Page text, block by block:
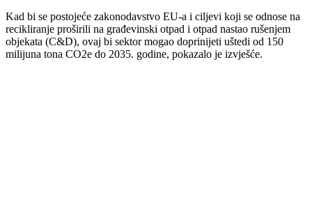
Kad bi se postojeće zakonodavstvo EU-a i ciljevi koji se odnose na
recikliranje proširili na građevinski otpad i otpad nastao rušenjem
objekata (C&D), ovaj bi sektor mogao doprinijeti uštedi od 150
milijuna tona CO2e do 2035. godine, pokazalo je izvješće.